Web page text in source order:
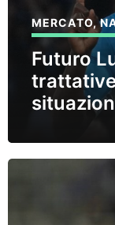
MERCATO,
Futuro